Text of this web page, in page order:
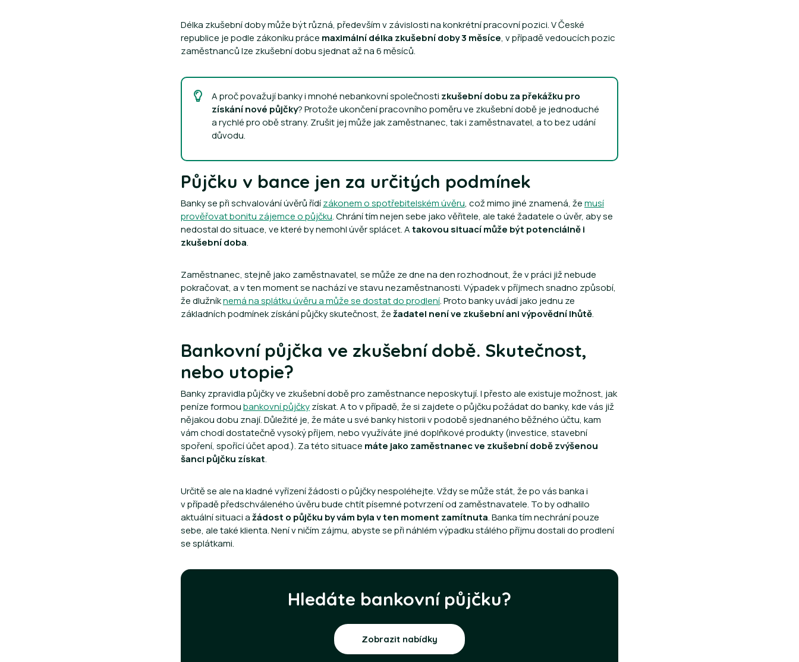
Délka zkušební doby může být různá, především v závislosti na konkrétní pracovní pozici. V České
republice je podle zákoníku práce maximální délka zkušební doby 3 měsíce, v případě vedoucích pozic
zaměstnanců lze zkušební dobu sjednat až na 6 měsíců.
A proč považují banky i mnohé nebankovní společnosti zkušební dobu za překážku pro
získání nové půjčky? Protože ukončení pracovního poměru ve zkušební době je jednoduché
a rychlé pro obě strany. Zrušit jej může jak zaměstnanec, tak i zaměstnavatel, a to bez udání
důvodu.
Půjčku v bance jen za určitých podmínek
Banky se při schvalování úvěrů řídízákonem o spotřebitelském úvěru, což mimo jiné znamená, žemusí
prověřovat bonitu zájemce o půjčku. Chrání tím nejen sebe jako věřitele, ale také žadatele o úvěr, aby se
nedostal do situace, ve které by nemohl úvěr splácet. Atakovou situací může být potenciálně i
zkušební doba.
Zaměstnanec, stejně jako zaměstnavatel, se může ze dne na den rozhodnout, že v práci již nebude
pokračovat, a v ten moment se nachází ve stavu nezaměstnanosti. Výpadek v příjmech snadno způsobí,
že dlužníknemá na splátku úvěru a může se dostat do prodlení. Proto banky uvádí jako jednu ze
základních podmínek získání půjčky skutečnost, žežadatel není ve zkušební ani výpovědní lhůtě.
Bankovní půjčka ve zkušební době. Skutečnost,
nebo utopie?
Banky zpravidla půjčky ve zkušební době pro zaměstnance neposkytují. I přesto ale existuje možnost, jak
peníze formoubankovní půjčkyzískat. A to v případě, že si zajdete o půjčku požádat do banky, kde vás již
nějakou dobu znají. Důležité je, že máte u své banky historii v podobě sjednaného běžného účtu, kam
vám chodí dostatečně vysoký příjem, nebo využíváte jiné doplňkové produkty (investice, stavební
spoření, spořící účet apod.). Za této situace máte jako zaměstnanec ve zkušební době zvýšenou
šanci půjčku získat.
Určitě se ale na kladné vyřízení žádosti o půjčky nespoléhejte. Vždy se může stát, že po vás banka i
v případě předschváleného úvěru bude chtít písemné potvrzení od zaměstnavatele. To by odhalilo
aktuální situaci ažádost o půjčku by vám byla v ten moment zamítnuta. Banka tím nechrání pouze
sebe, ale také klienta. Není v ničím zájmu, abyste se při náhlém výpadku stálého příjmu dostali do prodlení
se splátkami.
Hledáte bankovní půjčku?
Zobrazit nabídky